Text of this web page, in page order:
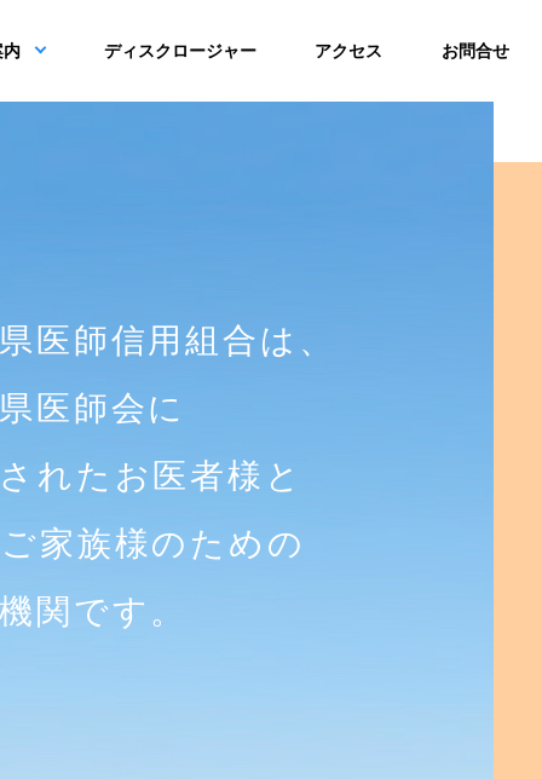
内 ディスクロージャー アクセス お問合せ
医師信用組合は、
医師会に
れたお医者様と
家族様のための
関です。